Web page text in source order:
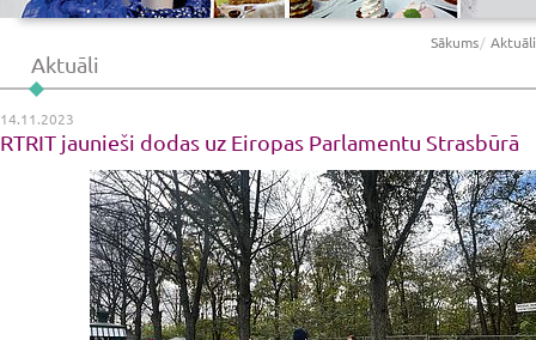
Sākums Aktuāli
Aktuāli
14.11.2023
RTRIT jaunieši dodas uz Eiropas Parlamentu Strasbūrā